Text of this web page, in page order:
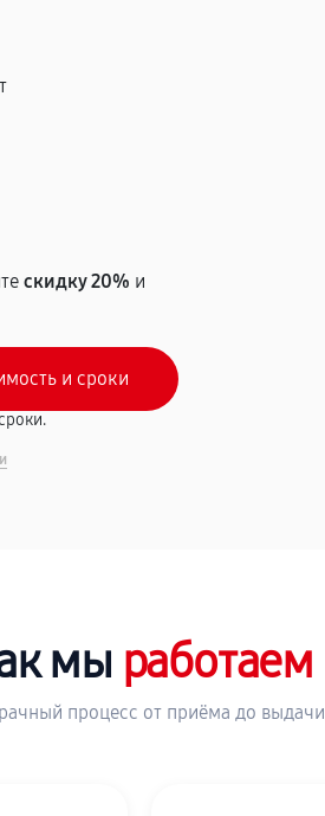
скидку 20% и
мы работаем
процесс от приёма до выдачи